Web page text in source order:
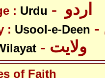
: Urdu
: Usool-e-Deen
- ولایت
of Faith